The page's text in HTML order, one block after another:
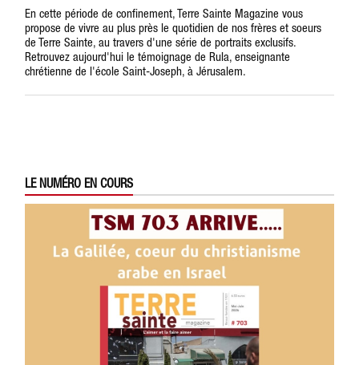
En cette période de confinement, Terre Sainte Magazine vous
propose de vivre au plus près le quotidien de nos frères et soeurs
de Terre Sainte, au travers d'une série de portraits exclusifs.
Retrouvez aujourd'hui le témoignage de Rula, enseignante
chrétienne de l'école Saint-Joseph, à Jérusalem.
LE NUMÉRO EN COURS